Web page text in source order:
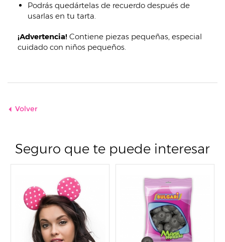
Podrás quedártelas de recuerdo después de
usarlas en tu tarta.
¡Advertencia! Contiene piezas pequeñas, especial
cuidado con niños pequeños.
Volver
Seguro que te puede interesar